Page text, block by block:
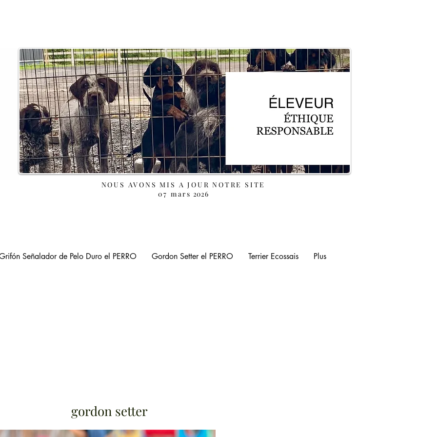
NOUS AVONS MIS A JOUR NOTRE SITE
07 mars 2026
Señalador de Pelo Duro el PERRO Gordon Setter el PERRO Terrier Ecossais Plus
gordon setter